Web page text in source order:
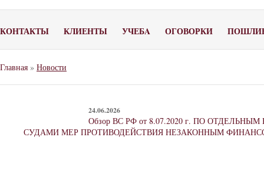
КОНТАКТЫ КЛИЕНТЫ УЧЕБA ОГОВОРКИ
Главная » Новости
24.06.2026
Обзор ВС РФ от 8.07.2020 г. ПО
СУДАМИ МЕР ПРОТИВОДЕЙСТВИЯ НЕЗАКОННЫМ